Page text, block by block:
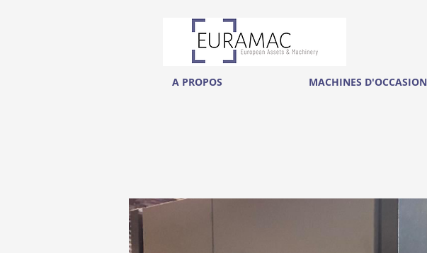
A PROPOS MACHINES D'OCCASION